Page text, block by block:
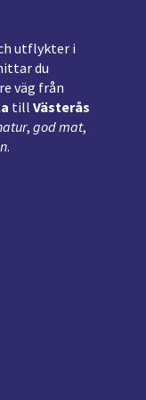
utflykter i
du
väg från
till Västerås
, god mat,
.